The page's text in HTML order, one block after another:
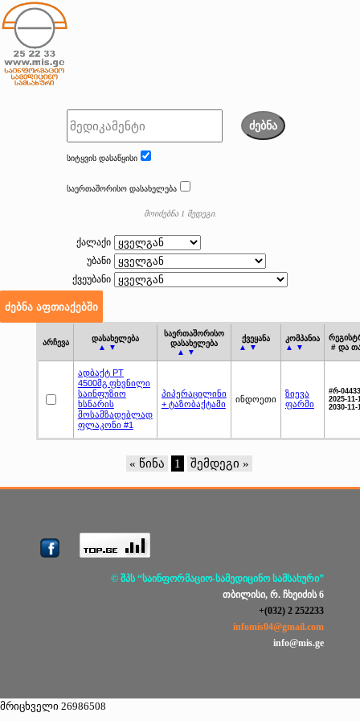
ძებნა
სიტყვის დასაწყისი
საერთაშორისო დასახელება
მოიძებნა 1 შედეგი.
ქალაქი
უბანი
ქვეუბანი
არჩევა
დასახელება
▲ ▼
საერთაშორისო
დასახელება
▲ ▼
ქვეყანა
▲ ▼
კომპანია
▲ ▼
# და
ადბაქტ PT
4500მგ ფხვნილი
საინფუზიო
ხსნარის
მოსამზადებლად
ფლაკონი #1
პიპერაცილინი
+ ტაზობაქტამი
ინდოეთი
ზიევა
ფარმი
#რ-
2025-11-
2030-11-
« წინა 1 შემდეგი »
© შპს “საინფორმაციო-სამედიცინო სამსახური”
თბილისი, რ. ჩხეიძის 6
+(032) 2 252233
infomis04@gmail.com
info@mis.ge
მრიცხველი 26986508